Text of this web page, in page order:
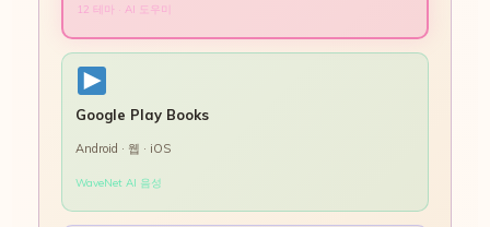
12 테마 · AI 도우미
Google Play Books
Android · 웹 · iOS
WaveNet AI 음성